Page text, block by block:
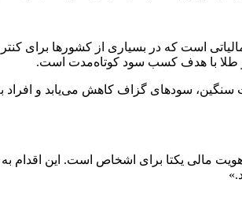
است که در بسیاری از کشورها برای
و طلا با هدف کسب سود کوتاه‌مدت است.
سنگین، سودهای گزاف کاهش می‌یابد و
مالی یکتا برای اشخاص است. این اقدام